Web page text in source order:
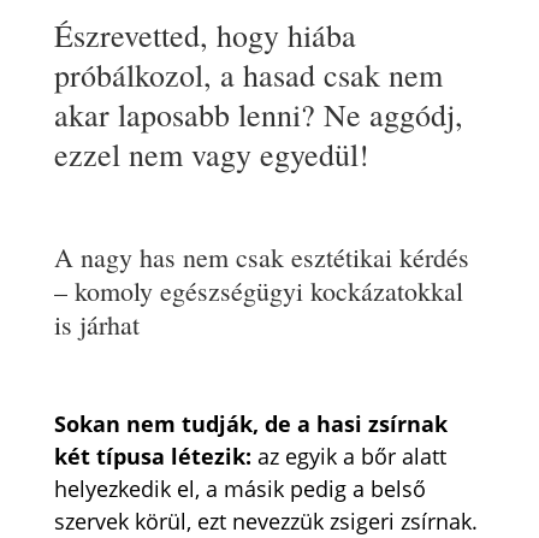
Észrevetted, hogy hiába
próbálkozol, a hasad csak nem
akar laposabb lenni? Ne aggódj,
ezzel nem vagy egyedül!
A nagy has nem csak esztétikai kérdés
– komoly egészségügyi kockázatokkal
is járhat
Sokan nem tudják, de a hasi zsírnak
két típusa létezik: az egyik a bőr alatt
helyezkedik el, a másik pedig a belső
szervek körül, ezt nevezzük zsigeri zsírnak.